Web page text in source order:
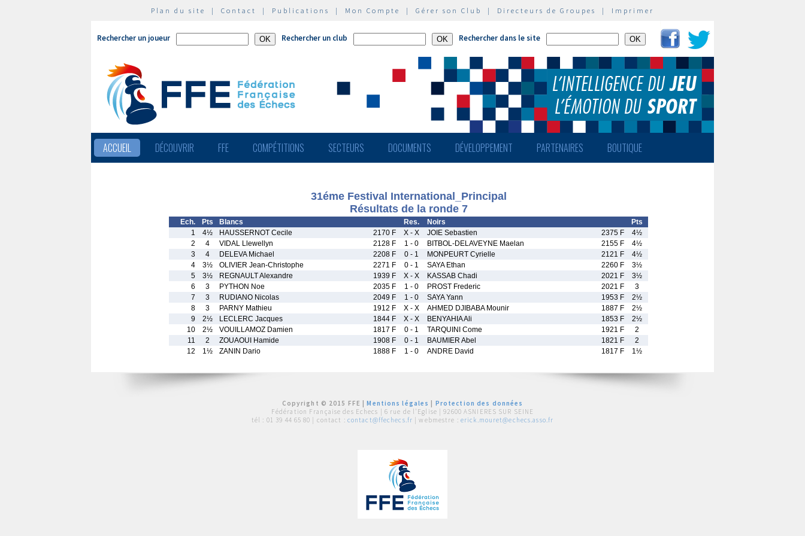
Plan du site | Contact | Publications | Mon Compte | Gérer son Club | Directeurs de Groupes | Imprimer
Rechercher un joueur Rechercher un club Rechercher dans le site
ACCUEIL DÉCOUVRIR FFE COMPÉTITIONS SECTEURS DOCUMENTS DÉVELOPPEMENT PARTENAIRES BOUTIQUE
31éme Festival International_Principal
Résultats de la ronde 7
Ech. Pts Blancs Res. Noirs
Pts
1
4½ HAUSSERNOT Cecile 2170 F X - X JOIE Sebastien 2375 F
4½
2
4 VIDAL Llewellyn 2128 F 1 - 0 BITBOL-DELAVEYNE Maelan 2155 F
4½
3
4 DELEVA Michael 2208 F 0 - 1 MONPEURT Cyrielle 2121 F
4½
4
3½ OLIVIER Jean-Christophe 2271 F 0 - 1 SAYA Ethan 2260 F
3½
5
3½ REGNAULT Alexandre 1939 F X - X KASSAB Chadi 2021 F
3½
6
3 PYTHON Noe 2035 F 1 - 0 PROST Frederic 2021 F
3
7
3 RUDIANO Nicolas 2049 F 1 - 0 SAYA Yann 1953 F
2½
8
3 PARNY Mathieu 1912 F X - X AHMED DJIBABA Mounir 1887 F
2½
9
2½ LECLERC Jacques 1844 F X - X BENYAHIA Ali 1853 F
2½
10
2½ VOUILLAMOZ Damien 1817 F 0 - 1 TARQUINI Come 1921 F
2
11
2 ZOUAOUI Hamide 1908 F 0 - 1 BAUMIER Abel 1821 F
2
12
1½ ZANIN Dario 1888 F 1 - 0 ANDRE David 1817 F 1½
Copyright © 2015 FFE |Mentions légales
Protection des données
Fédération Française des Echecs | 6 rue de l'Eglise | 92600 ASNIERES SUR SEINE
tél : 01 39 44 65 80 | contact : contact@ffechecs.fr | webmestre : erick.mouret@echecs.asso.fr